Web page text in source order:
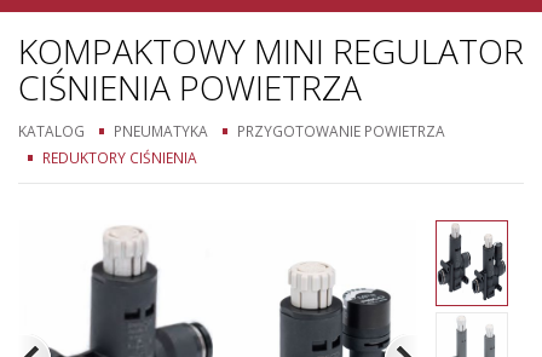
KOMPAKTOWY MINI REGULATOR
CIŚNIENIA POWIETRZA
KATALOG PNEUMATYKA
PRZYGOTOWANIE POWIETRZA
REDUKTORY CIŚNIENIA